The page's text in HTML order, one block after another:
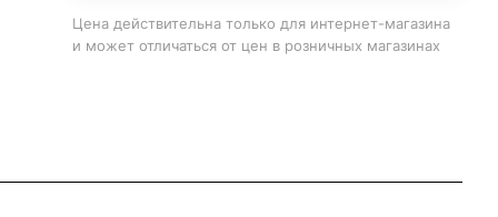
Цена действительна только для интернет-магазина
и может отличаться от цен в розничных магазинах